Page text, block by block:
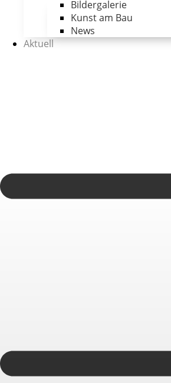
Bildergalerie
Kunst am Bau
News
Aktuell